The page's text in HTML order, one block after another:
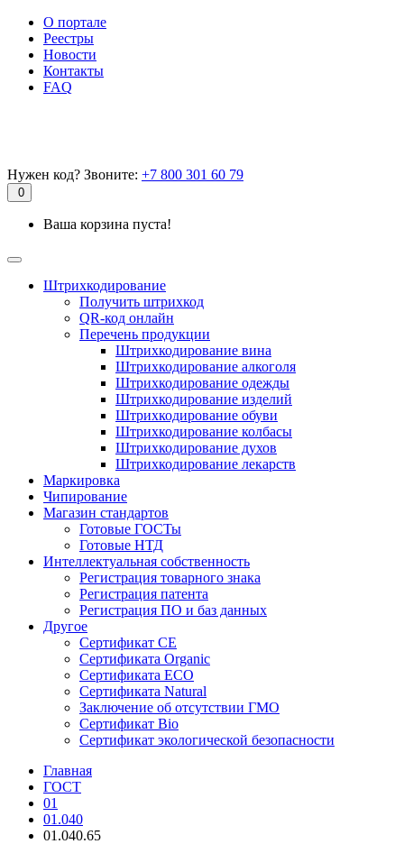
О портале
Реестры
Новости
Контакты
FAQ
Нужен код? Звоните: +7 800 301 60 79
0
Ваша корзина пуста!
Штрихкодирование
Получить штрихкод
QR-код онлайн
Перечень продукции
Штрихкодирование вина
Штрихкодирование алкоголя
Штрихкодирование одежды
Штрихкодирование изделий
Штрихкодирование обуви
Штрихкодирование колбасы
Штрихкодирование духов
Штрихкодирование лекарств
Маркировка
Чипирование
Магазин стандартов
Готовые ГОСТы
Готовые НТД
Интеллектуальная собственность
Регистрация товарного знака
Регистрация патента
Регистрация ПО и баз данных
Другое
Сертификат СЕ
Сертификата Organic
Сертификата ECO
Сертификата Natural
Заключение об отсутствии ГМО
Сертификат Bio
Сертификат экологической безопасности
Главная
ГОСТ
01
01.040
01.040.65